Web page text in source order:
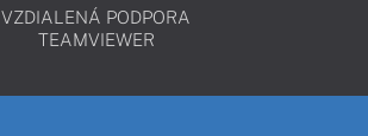
VZDIALENÁ PODPORA
TEAMVIEWER